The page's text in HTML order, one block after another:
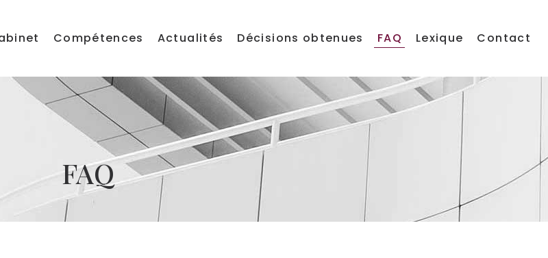
Compétences Actualités Décisions obtenues FAQ Lexique Contact
FAQ